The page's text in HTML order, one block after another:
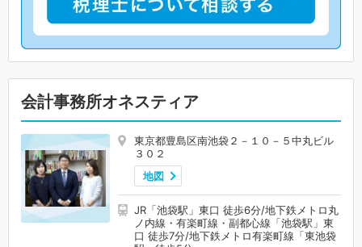
会計事務所オネスティア
東京都豊島区南池袋２－１０－５中丸ビル
３０２
地図
JR「池袋駅」東口 徒歩6分/地下鉄メトロ丸
ノ内線・有楽町線・副都心線「池袋駅」東
口 徒歩7分/地下鉄メトロ有楽町線「東池袋